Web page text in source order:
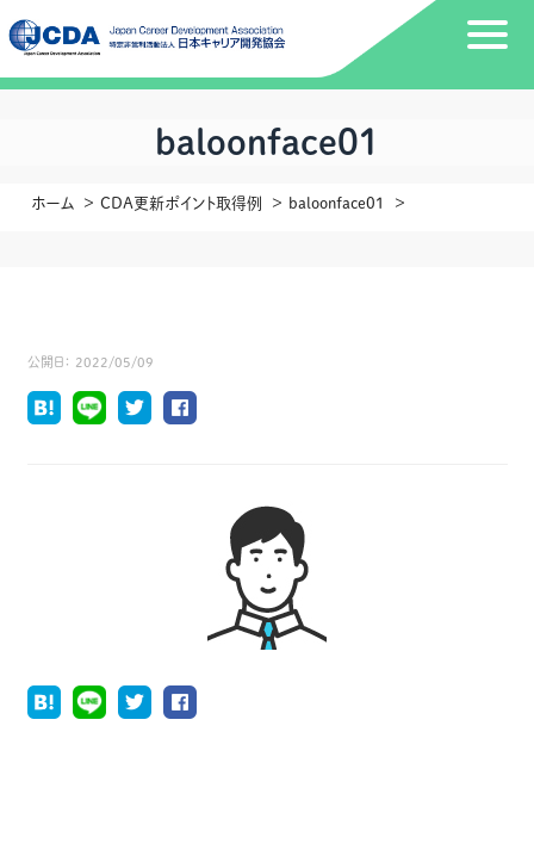
baloonface01
ホーム CDA更新ポイント取得例 baloonface01
公開日： 2022/05/09